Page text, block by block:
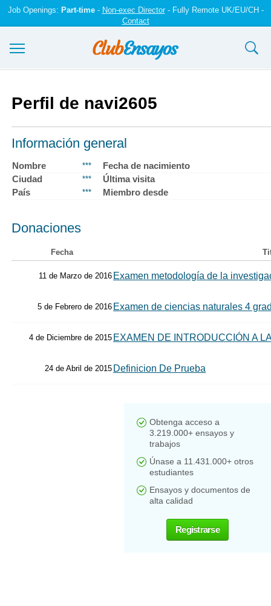
Job Openings: Part-time- Non-exec Director- Fully Remote UK/EU/CH -
Contact
Registrarse
Iniciar sesión
Contáctenos
Perfil de navi2605
Información general
Nombre ***
Fecha de nacimiento
Ciudad
***
Última visita
País
*** Miembro desde
Donaciones
Fecha
11 de Marzo de 2016 Examen metodología de la
5 de Febrero de 2016 Examen de ciencias naturales 4
4 de Diciembre de 2015 EXAMEN DE INTRODUCCIÓN A
24 de Abril de 2015 Definicion De Prueba
Obtenga acceso a
3.219.000+ ensayos y
trabajos
Únase a 11.431.000+ otros
estudiantes
Ensayos y documentos de
alta calidad
Registrarse